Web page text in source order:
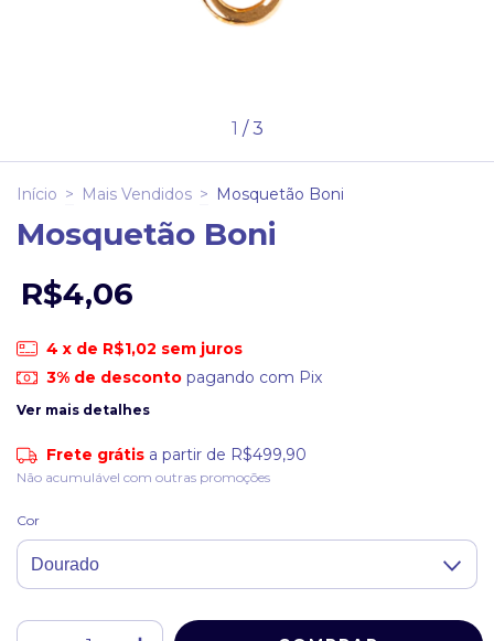
1 /3
Início > Mais Vendidos > Mosquetão Boni
Mosquetão Boni
R$4,06
4 x de R$1,02 sem juros
3% de descontopagando com Pix
Ver mais detalhes
Frete grátis a partir de R$499,90
Não acumulável com outras promoções
Cor